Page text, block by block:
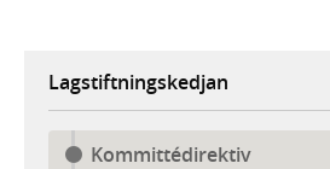
Lagstiftningskedjan
Kommittédirektiv